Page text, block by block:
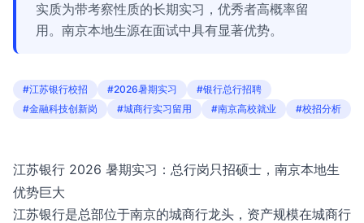
实质为带考察性质的长期实习，优秀者高概率留
用。南京本地生源在面试中具有显著优势。
#江苏银行校招 #2026暑期实习
#银行总行招聘
#金融科技创新岗
#城商行实习留用 #南京高校就业 #校招分析
江苏银行 2026 暑期实习：总行岗只招硕士，南京本地生
优势巨大
江苏银行是总部位于南京的城商行龙头，资产规模在城商行